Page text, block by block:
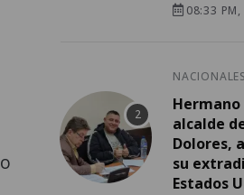
08:33
NACIONALES
Hermano
alcalde
Dolores,
su
Estados